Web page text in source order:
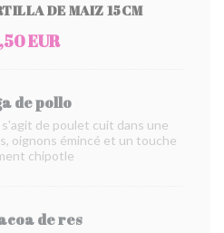
DE MAIZ 15CM
EUR
de pollo
de poulet cuit dans une
oignons émincé et un touche
chipotle
de res